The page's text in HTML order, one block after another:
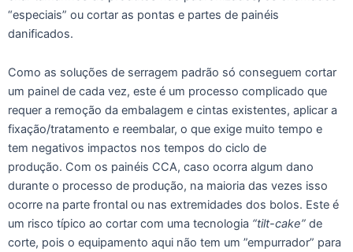
“especiais” ou cortar as pontas e partes de painéis
danificados.
Como as soluções de serragem padrão só conseguem cortar
um painel de cada vez, este é um processo complicado que
requer a remoção da embalagem e cintas existentes, aplicar a
fixação/tratamento e reembalar, o que exige muito tempo e
tem negativos impactos nos tempos do ciclo de
produção. Com os painéis CCA, caso ocorra algum dano
durante o processo de produção, na maioria das vezes isso
ocorre na parte frontal ou nas extremidades dos bolos. Este é
um risco típico ao cortar com uma tecnologia “tilt-cake” de
corte, pois o equipamento aqui não tem um ”empurrador” para